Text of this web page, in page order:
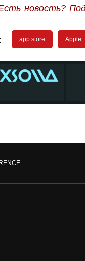
новость?
app store Apple